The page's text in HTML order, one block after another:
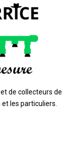
de collecteurs de
les particuliers.